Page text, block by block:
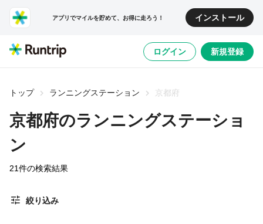
アプリでマイルを貯めて、お得に走ろう！ インストール
ログイン 新規登録
トップ ランニングステーション 京都府
京都府のランニングステーショ
ン
21件の検索結果
絞り込み